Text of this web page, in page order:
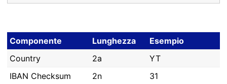
Componente Lunghezza
Esempio
Country
2a
YT
IBAN Checksum
2n
31